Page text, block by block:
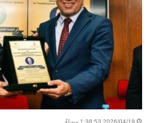
2026/04/19 1:38:53 مساءً